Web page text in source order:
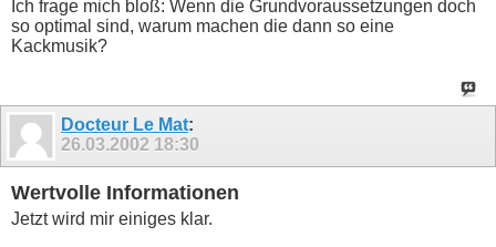
Ich frage mich bloß: Wenn die Grundvoraussetzungen doch
so optimal sind, warum machen die dann so eine
Kackmusik?
Docteur Le Mat:
26.03.2002 18:30
Wertvolle Informationen
Jetzt wird mir einiges klar.